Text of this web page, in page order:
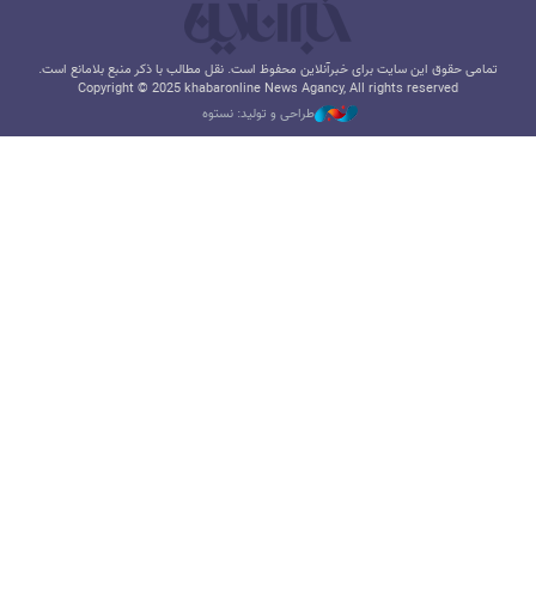
تمامی حقوق این سایت برای خبرآنلاین محفوظ است. نقل مطالب با ذکر منبع بلامانع است.
Copyright © 2025 khabaronline News Agancy, All rights reserved
طراحی و تولید: نستوه